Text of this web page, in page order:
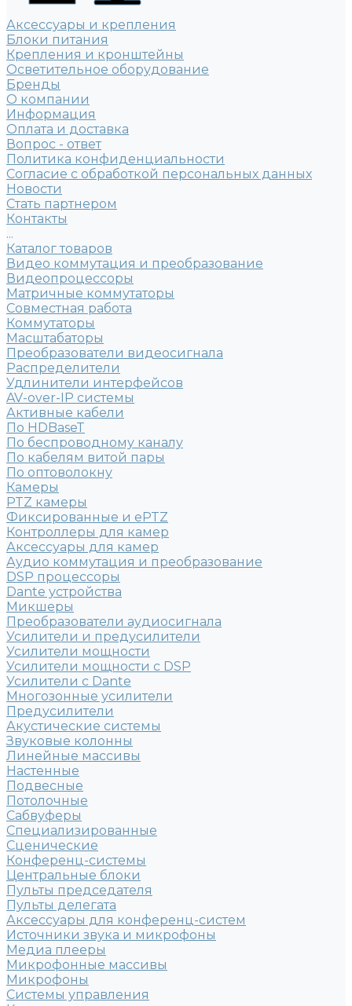
Аксессуары и крепления
Блоки питания
Крепления и кронштейны
Осветительное оборудование
Бренды
О компании
Информация
Оплата и доставка
Вопрос - ответ
Политика конфиденциальности
Согласие с обработкой персональных данных
Новости
Стать партнером
Контакты
...
Каталог товаров
Видео коммутация и преобразование
Видеопроцессоры
Матричные коммутаторы
Совместная работа
Коммутаторы
Масштабаторы
Преобразователи видеосигнала
Распределители
Удлинители интерфейсов
AV-over-IP системы
Активные кабели
По HDBaseT
По беспроводному каналу
По кабелям витой пары
По оптоволокну
Камеры
PTZ камеры
Фиксированные и ePTZ
Контроллеры для камер
Аксессуары для камер
Аудио коммутация и преобразование
DSP процессоры
Dante устройства
Микшеры
Преобразователи аудиосигнала
Усилители и предусилители
Усилители мощности
Усилители мощности с DSP
Усилители с Dante
Многозонные усилители
Предусилители
Акустические системы
Звуковые колонны
Линейные массивы
Настенные
Подвесные
Потолочные
Сабвуферы
Специализированные
Сценические
Конференц-системы
Центральные блоки
Пульты председателя
Пульты делегата
Аксессуары для конференц-систем
Источники звука и микрофоны
Медиа плееры
Микрофонные массивы
Микрофоны
Системы управления